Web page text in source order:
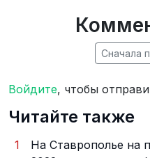
Сначала
Войдите, чтобы
Читайте также
1
На Ставрополье на